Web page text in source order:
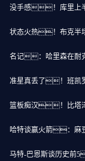
没手感！库里上半
状态火热！布克半
名记：哈里森在耐
准星真丢了！班凯
篮板痴汉！比塔泽
哈特谈赢火箭：麻
马特-巴恩斯谈历史